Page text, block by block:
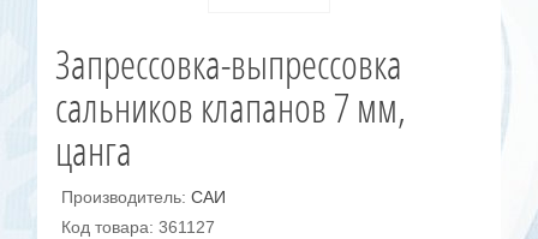
Запрессовка-выпрессовка
сальников клапанов 7 мм,
цанга
Производитель:САИ
Код товара: 361127